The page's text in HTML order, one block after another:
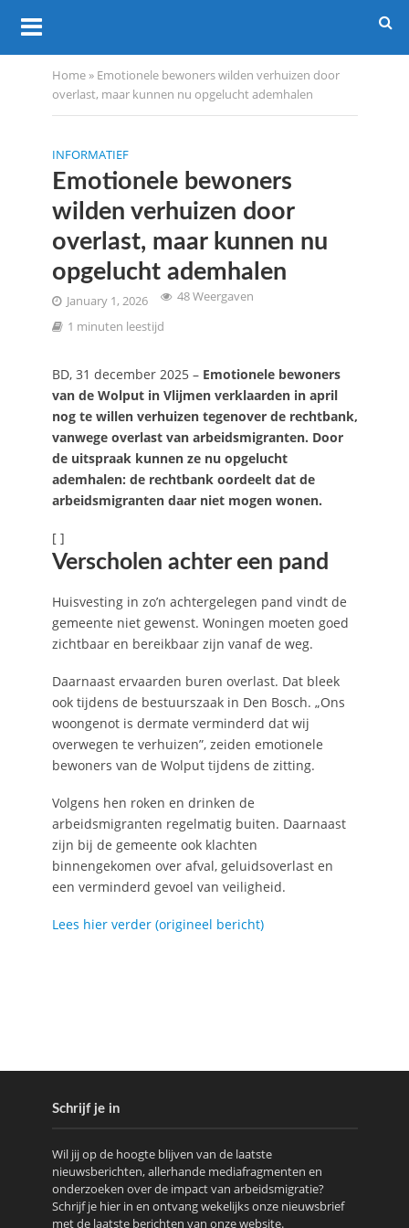
Home» Emotionele bewoners wilden verhuizen door
overlast, maar kunnen nu opgelucht ademhalen
INFORMATIEF
Emotionele bewoners
wilden verhuizen door
overlast, maar kunnen nu
opgelucht ademhalen
January 1, 2026
48 Weergaven
1 minuten leestijd
BD, 31 december 2025 – Emotionele bewoners
van de Wolput in Vlijmen verklaarden in april
nog te willen verhuizen tegenover de rechtbank,
vanwege overlast van arbeidsmigranten. Door
de uitspraak kunnen ze nu opgelucht
ademhalen: de rechtbank oordeelt dat de
arbeidsmigranten daar niet mogen wonen.
[ ]
Verscholen achter een pand
Huisvesting in zo’n achtergelegen pand vindt de
gemeente niet gewenst. Woningen moeten goed
zichtbaar en bereikbaar zijn vanaf de weg.
Daarnaast ervaarden buren overlast. Dat bleek
ook tijdens de bestuurszaak in Den Bosch. „Ons
woongenot is dermate verminderd dat wij
overwegen te verhuizen”, zeiden emotionele
bewoners van de Wolput tijdens de zitting.
Volgens hen roken en drinken de
arbeidsmigranten regelmatig buiten. Daarnaast
zijn bij de gemeente ook klachten
binnengekomen over afval, geluidsoverlast en
een verminderd gevoel van veiligheid.
Lees hier verder (origineel bericht)
Schrijf je in
Wil jij op de hoogte blijven van de laatste
nieuwsberichten, allerhande mediafragmenten en
onderzoeken over de impact van arbeidsmigratie?
Schrijf je hier in en ontvang wekelijks onze nieuwsbrief
met de laatste berichten van onze website.